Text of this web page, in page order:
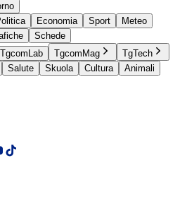
Economia Sport
Meteo
Schede
TgcomLab TgcomMag
TgTech
Salute Skuola Cultura
Animali